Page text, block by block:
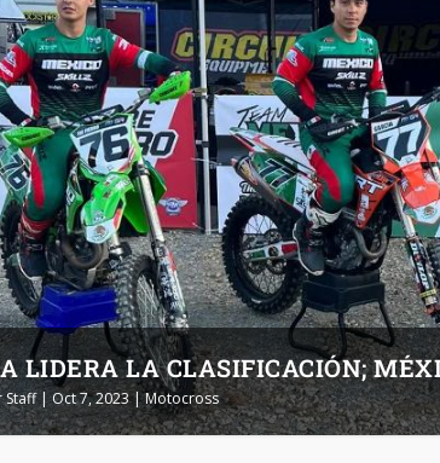
LIDERA LA CLASIFICACIÓN;
Staff|Oct 7, 2023|Motocross